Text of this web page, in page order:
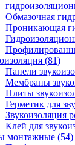
Обмазочная
Проникающая
(81)
Панели
Мембраны
Плиты
Герметик для
Звукоизоляция
Клей для
монтажные (54)